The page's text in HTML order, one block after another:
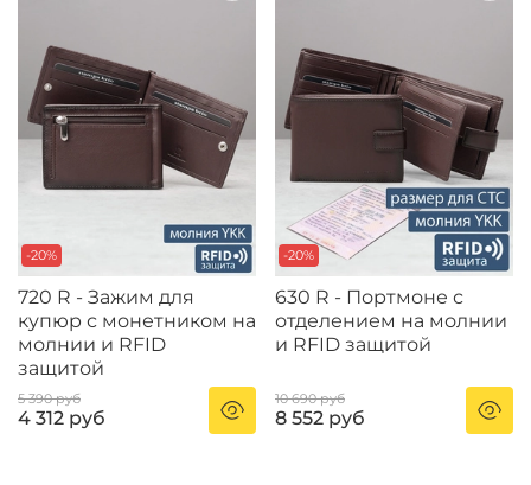
-20%
720 R - Зажим для
купюр с монетником на
молнии и RFID
защитой
5 390 руб
4 312 руб
-20%
630 R - Портмоне с
отделением на молнии
и RFID защитой
10 690 руб
8 552 руб